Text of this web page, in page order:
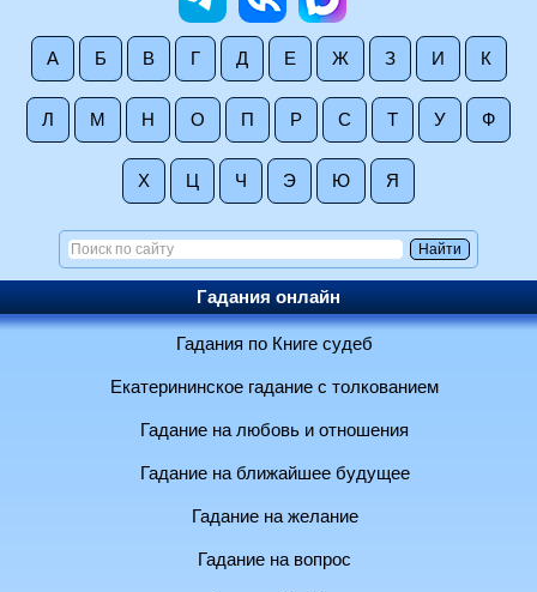
А Б В Г Д Е Ж З И К
Л М Н О П Р С Т У Ф
Х Ц Ч Э Ю Я
Гадания онлайн
Гадания по Книге судеб
Екатерининское гадание с толкованием
Гадание на любовь и отношения
Гадание на ближайшее будущее
Гадание на желание
Гадание на вопрос